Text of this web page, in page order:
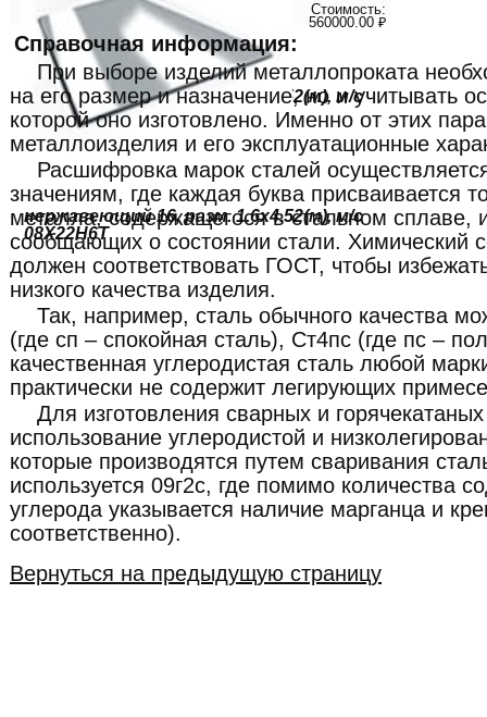
нержавеющий 16, разм. 1.6х4.52(м), м/с
08Х22Н6Т
нержавеющий 16, разм. 1.6х4.52(м), м/с
08Х22Н6Т
Стоимость:
560000.00 ₽
Справочная информация:
При выборе изделий металлопроката
на его размер и назначение, но и учитывать
которой оно изготовлено. Именно от этих
металлоизделия и его эксплуатационные
Расшифровка марок сталей
значениям, где каждая буква присваивается
металла, содержащегося в стальном сплаве,
сообщающих о состоянии стали. Химический
должен соответствовать ГОСТ, чтобы
низкого качества изделия.
Так, например, сталь обычного качества
(где сп – спокойная сталь), Ст4пс (где пс –
качественная углеродистая сталь любой
практически не содержит легирующих
Для изготовления сварных и
использование углеродистой и
которые производятся путем сваривания
используется 09г2с, где помимо количества
углерода указывается наличие марганца и
соответственно).
Вернуться на предыдущую страницу